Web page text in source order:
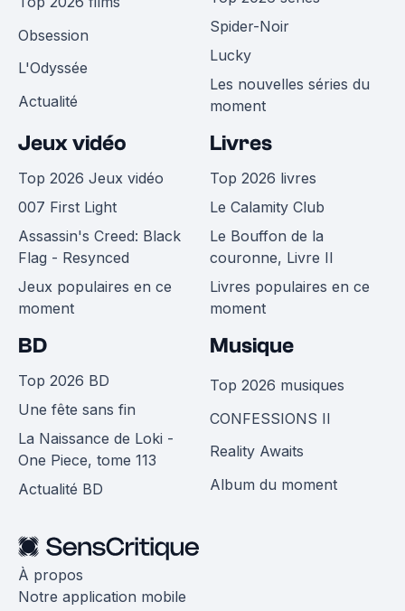
Obsession
L'Odyssée
Actualité
Spider-Noir
Lucky
Les nouvelles séries du
moment
Jeux vidéo
Top 2026 Jeux vidéo
007 First Light
Assassin's Creed: Black
Flag - Resynced
Jeux populaires en ce
moment
Livres
Top 2026 livres
Le Calamity Club
Le Bouffon de la
couronne, Livre II
Livres populaires en ce
moment
BD
Top 2026 BD
Une fête sans fin
La Naissance de Loki -
One Piece, tome 113
Actualité BD
Musique
Top 2026 musiques
CONFESSIONS II
Reality Awaits
Album du moment
À propos
Notre application mobile